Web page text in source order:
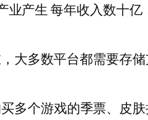
业产生每年收入数十亿
大多数平台都需要存
多个游戏的季票、皮